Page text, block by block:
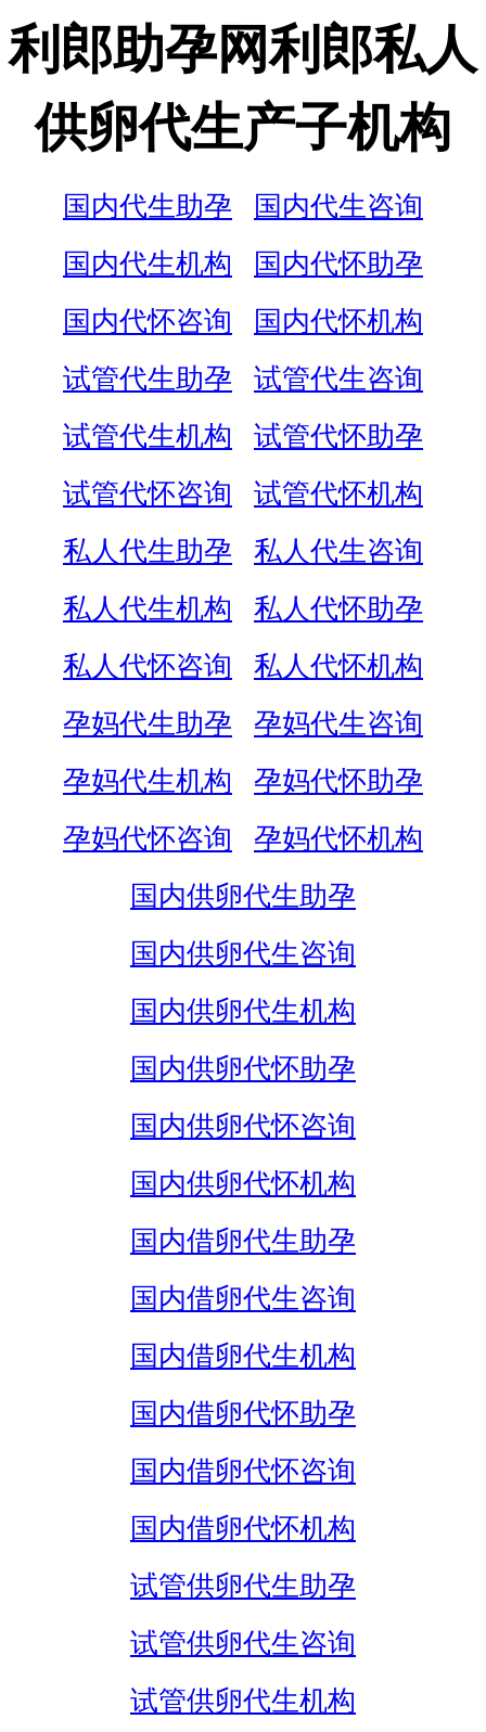
利郎助孕网利郎私人
供卵代生产子机构
国内代生助孕
国内代生咨询
国内代生机构
国内代怀助孕
国内代怀咨询
国内代怀机构
试管代生助孕
试管代生咨询
试管代生机构
试管代怀助孕
试管代怀咨询
试管代怀机构
私人代生助孕
私人代生咨询
私人代生机构
私人代怀助孕
私人代怀咨询
私人代怀机构
孕妈代生助孕
孕妈代生咨询
孕妈代生机构
孕妈代怀助孕
孕妈代怀咨询
孕妈代怀机构
国内供卵代生助孕
国内供卵代生咨询
国内供卵代生机构
国内供卵代怀助孕
国内供卵代怀咨询
国内供卵代怀机构
国内借卵代生助孕
国内借卵代生咨询
国内借卵代生机构
国内借卵代怀助孕
国内借卵代怀咨询
国内借卵代怀机构
试管供卵代生助孕
试管供卵代生咨询
试管供卵代生机构